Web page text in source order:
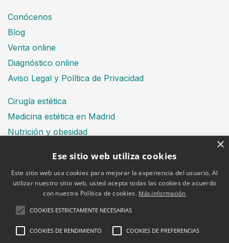
Conócenos
Blog
Venta online
Diagnóstico online
Aviso Legal y Política de Privacidad
Cirugía estética
Medicina estética en Madrid
Nutrición y obesidad
Financiación
Política de cookies
×
Ese sitio web utiliza cookies
Este sitio web usa cookies para mejorar la experiencia del usuario. Al
utilizar nuestro sitio web, usted acepta todas las cookies de acuerdo
con nuestra Política de cookies. Más información
COOKIES ESTRICTAMENTE NECESARIAS
COOKIES DE RENDIMIENTO COOKIES DE PREFERENCIAS